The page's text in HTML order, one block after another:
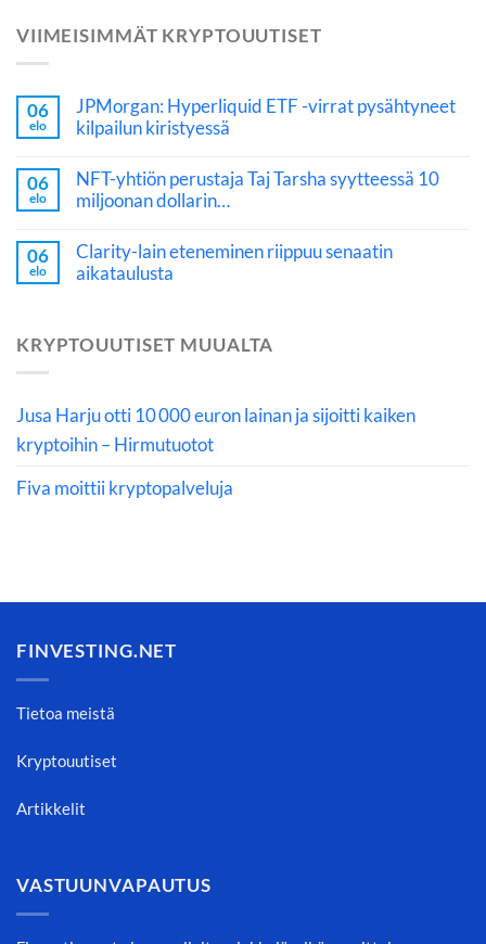
VIIMEISIMMÄT KRYPTOUUTISET
06
elo
JPMorgan: Hyperliquid ETF -virrat pysähtyneet
kilpailun kiristyessä
06
elo
NFT-yhtiön perustaja Taj Tarsha syytteessä 10
miljoonan dollarin…
06
elo
Clarity-lain eteneminen riippuu senaatin
aikataulusta
KRYPTOUUTISET MUUALTA
Jusa Harju otti 10 000 euron lainan ja sijoitti kaiken
kryptoihin – Hirmutuotot
Fiva moittii kryptopalveluja
FINVESTING.NET
Tietoa meistä
Kryptouutiset
Artikkelit
VASTUUNVAPAUTUS